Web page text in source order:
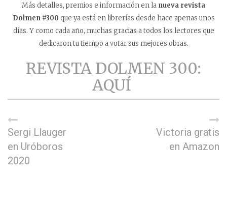
Más detalles, premios e información en la nueva revista
Dolmen #300 que ya está en librerías desde hace apenas unos
días. Y como cada año, muchas gracias a todos los lectores que
dedicaron tu tiempo a votar sus mejores obras.
REVISTA DOLMEN 300:
AQUÍ
Sergi Llauger
en Uróboros
2020
Victoria gratis
en Amazon